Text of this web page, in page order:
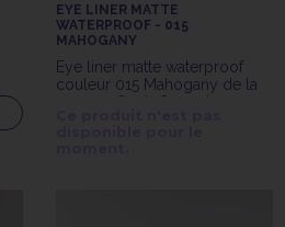
EYE LINER MATTE
WATERPROOF - 015
MAHOGANY
Eye liner matte waterproof
couleur 015 Mahogany de la
marque Gosh Copenhagen